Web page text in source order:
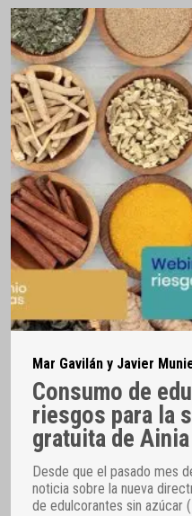
Mar Gavilán y Javier
Consumo de
riesgos para la
gratuita de Ainia
Desde que el pasado mes
noticia sobre la nueva
de edulcorantes sin azúcar